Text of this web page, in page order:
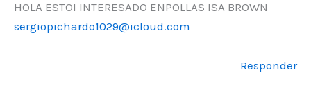
HOLA ESTOI INTERESADO ENPOLLAS ISA BROWN
sergiopichardo1029@icloud.com
Responder